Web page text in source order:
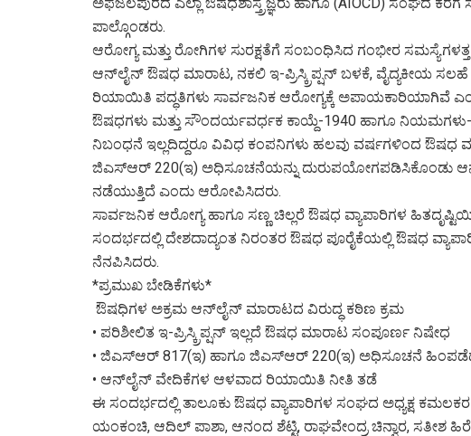
ಪಾಲ್ಗೊಂಡರು.
ಆರೋಗ್ಯ ಮತ್ತು ರೋಗಿಗಳ ಸುರಕ್ಷತೆಗೆ ಸಂಬಂಧಿಸಿದ ಗಂಭೀರ
ಆನ್‌ಲೈನ್ ಔಷಧ ಮಾರಾಟ, ನಕಲಿ ಇ-ಪ್ರಿಸ್ಕ್ರಿಪ್ಷನ್ ಬಳಕೆ, ವೈದ್ಯಕೀಯ
ರಿಯಾಯಿತಿ ಪದ್ಧತಿಗಳು ಸಾರ್ವಜನಿಕ ಆರೋಗ್ಯಕ್ಕೆ ಅಪಾಯಕಾರಿಯಾಗಿವೆ
ಔಷಧಗಳು ಮತ್ತು ಸೌಂದರ್ಯವರ್ಧಕ ಕಾಯ್ದೆ-1940 ಹಾಗೂ ನಿಯಮಗಳು-
ನಿಬಂಧನೆ ಇಲ್ಲದಿದ್ದರೂ ವಿವಿಧ ಕಂಪನಿಗಳು ಹಲವು ವರ್ಷಗಳಿಂದ ಔಷಧ
ಜಿಎಸ್ಆರ್ 220(ಇ) ಅಧಿಸೂಚನೆಯನ್ನು ದುರುಪಯೋಗಪಡಿಸಿಕೊಂಡು
ನಡೆಯುತ್ತಿದೆ ಎಂದು ಆರೋಪಿಸಿದರು.
ಸಾರ್ವಜನಿಕ ಆರೋಗ್ಯ ಹಾಗೂ ಸಣ್ಣ ಚಿಲ್ಲರೆ ಔಷಧ ವ್ಯಾಪಾರಿಗಳ
ಸಂದರ್ಭದಲ್ಲಿ ದೇಶದಾದ್ಯಂತ ನಿರಂತರ ಔಷಧ ಪೂರೈಕೆಯಲ್ಲಿ ಔಷಧ
ನೆನಪಿಸಿದರು.
*ಪ್ರಮುಖ ಬೇಡಿಕೆಗಳು*
ಔಷಧಿಗಳ ಅಕ್ರಮ ಆನ್‌ಲೈನ್ ಮಾರಾಟದ ವಿರುದ್ಧ ಕಠಿಣ ಕ್ರಮ
• ಪರಿಶೀಲಿತ ಇ-ಪ್ರಿಸ್ಕ್ರಿಪ್ಷನ್ ಇಲ್ಲದೆ ಔಷಧ ಮಾರಾಟ ಸಂಪೂರ್ಣ ನಿಷೇಧ
• ಜಿಎಸ್ಆರ್ 817(ಇ) ಹಾಗೂ ಜಿಎಸ್ಆರ್ 220(ಇ) ಅಧಿಸೂಚನೆ
• ಆನ್‌ಲೈನ್ ವೇದಿಕೆಗಳ ಆಳವಾದ ರಿಯಾಯಿತಿ ನೀತಿ ತಡೆ
ಈ ಸಂದರ್ಭದಲ್ಲಿ ತಾಲೂಕು ಔಷಧ ವ್ಯಾಪಾರಿಗಳ ಸಂಘದ ಅಧ್ಯಕ್ಷ
ಯಂಕಂಚಿ, ಆದಿಲ್ ಪಾಶಾ, ಆನಂದ ಶೆಟ್ಟಿ, ರಾಘವೇಂದ್ರ ಚಿನ್ವಾರ, ಸತೀಶ